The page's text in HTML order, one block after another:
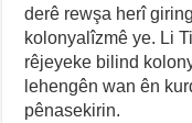
derê rewşa herî
kolonyalîzmê ye. Li
rêjeyeke bilind
lehengên wan ên
pênasekirin.